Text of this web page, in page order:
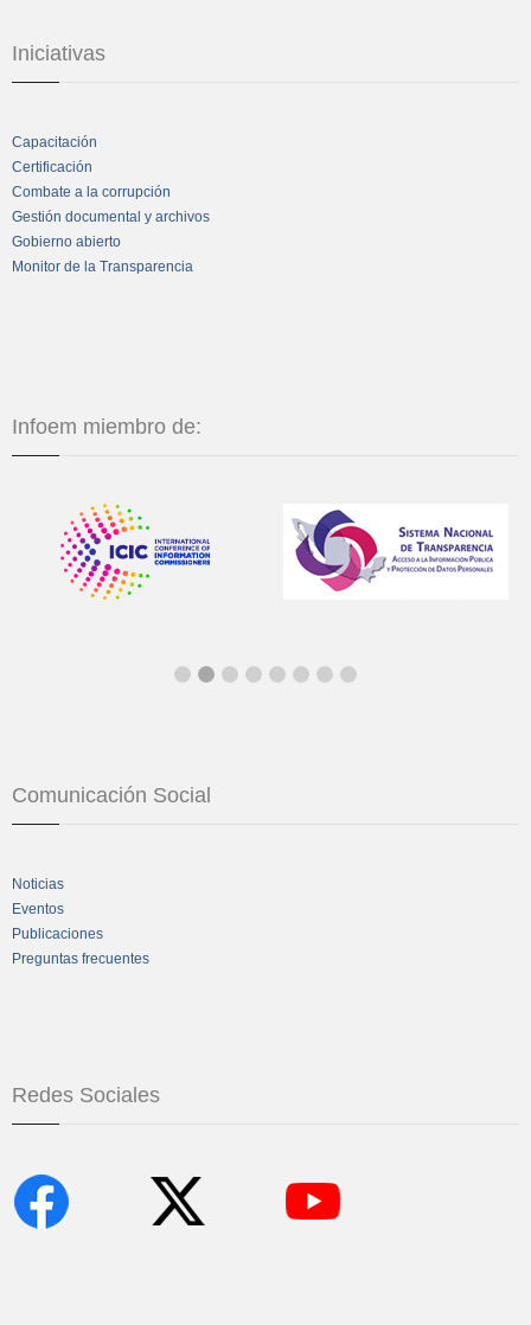
Iniciativas
Capacitación
Certificación
Combate a la corrupción
Gestión documental y archivos
Gobierno abierto
Monitor de la Transparencia
Infoem miembro de:
Comunicación Social
Noticias
Eventos
Publicaciones
Preguntas frecuentes
Redes Sociales